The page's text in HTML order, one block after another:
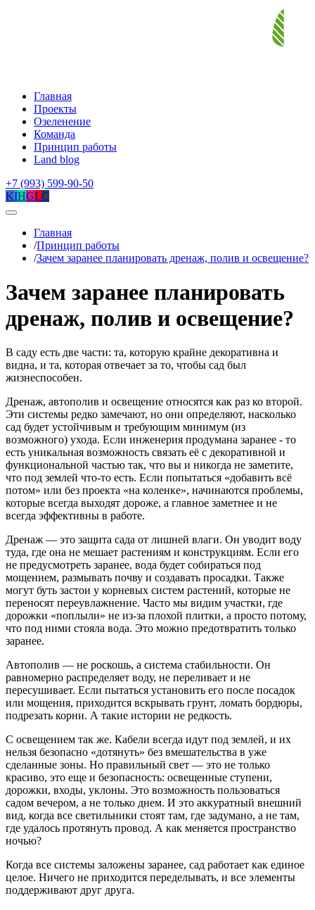
Главная
Проекты
Озеленение
Команда
Принцип работы
Land blog
+7 (993) 599-90-50
KIHGLC
Главная
/Принцип работы
/Зачем заранее планировать дренаж, полив и освещение?
Зачем заранее планировать
дренаж, полив и освещение?
В саду есть две части: та, которую крайне декоративна и
видна, и та, которая отвечает за то, чтобы сад был
жизнеспособен.
Дренаж, автополив и освещение относятся как раз ко второй.
Эти системы редко замечают, но они определяют, насколько
сад будет устойчивым и требующим минимум (из
возможного) ухода. Если инженерия продумана заранее - то
есть уникальная возможность связать её с декоративной и
функциональной частью так, что вы и никогда не заметите,
что под землей что-то есть. Если попытаться «добавить всё
потом» или без проекта «на коленке», начинаются проблемы,
которые всегда выходят дороже, а главное заметнее и не
всегда эффективны в работе.
Дренаж — это защита сада от лишней влаги. Он уводит воду
туда, где она не мешает растениям и конструкциям. Если его
не предусмотреть заранее, вода будет собираться под
мощением, размывать почву и создавать просадки. Также
могут буть застои у корневых систем растений, которые не
переносят переувлажнение. Часто мы видим участки, где
дорожки «поплыли» не из-за плохой плитки, а просто потому,
что под ними стояла вода. Это можно предотвратить только
заранее.
Автополив — не роскошь, а система стабильности. Он
равномерно распределяет воду, не переливает и не
пересушивает. Если пытаться установить его после посадок
или мощения, приходится вскрывать грунт, ломать бордюры,
подрезать корни. А такие истории не редкость.
С освещением так же. Кабели всегда идут под землей, и их
нельзя безопасно «дотянуть» без вмешательства в уже
сделанные зоны. Но правильный свет — это не только
красиво, это еще и безопасность: освещенные ступени,
дорожки, входы, уклоны. Это возможность пользоваться
садом вечером, а не только днем. И это аккуратный внешний
вид, когда все светильники стоят там, где задумано, а не там,
где удалось протянуть провод. А как меняется пространство
ночью?
Когда все системы заложены заранее, сад работает как единое
целое. Ничего не приходится переделывать, и все элементы
поддерживают друг друга.